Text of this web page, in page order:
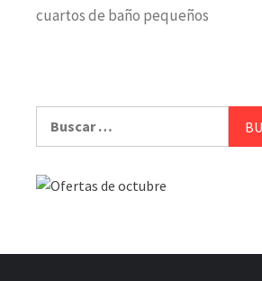
cuartos de baño pequeños